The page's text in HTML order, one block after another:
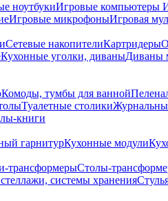
ноутбукиИгровые компьютеры
Игровые микрофоныИгровая
Сетевые накопителиКартридеры
Кухонные уголки, диваныДиваны
Комоды, тумбы для ванной
Туалетные столики
книги
гарнитурКухонные модули
трансформерыСтолы-
системы хранения